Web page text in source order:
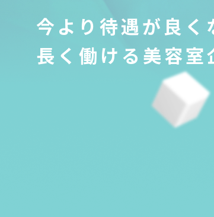
今より待遇が良く
長く働ける美容室